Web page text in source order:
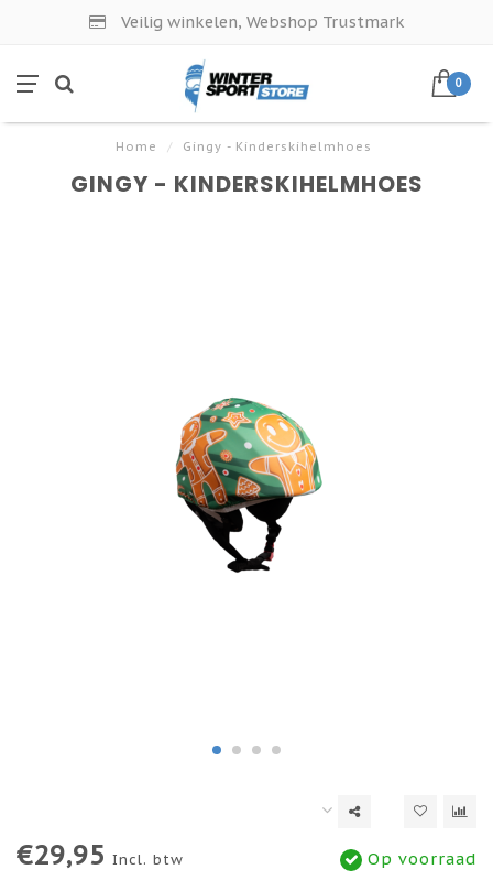
Veilig winkelen, Webshop Trustmark
0
Home / Gingy - Kinderskihelmhoes
GINGY - KINDERSKIHELMHOES
€29,95 Incl. btw Op voorraad